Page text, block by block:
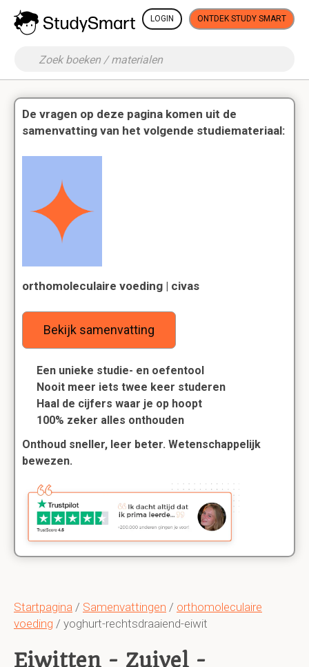
LOGIN ONTDEK STUDY SMART
Startpagina / Samenvattingen / orthomoleculaire
voeding / yoghurt-rechtsdraaiend-eiwit
Eiwitten - Zuivel -
De vragen op deze pagina komen uit de
samenvatting van het volgende studiemateriaal:
orthomoleculaire voeding | civas
Bekijk samenvatting
Een unieke studie- en oefentool
Nooit meer iets twee keer studeren
Haal de cijfers waar je op hoopt
100% zeker alles onthouden
Onthoud sneller, leer beter. Wetenschappelijk
bewezen.